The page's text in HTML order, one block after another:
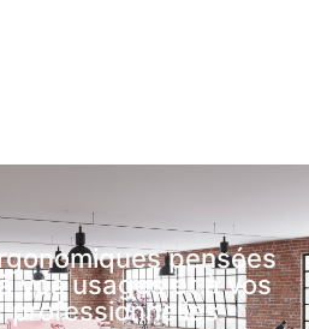
pensées
vos usages et à vos
professionnelles